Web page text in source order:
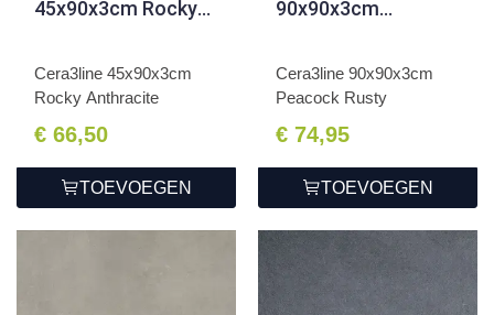
45x90x3cm Rocky
Cera3line 45x90x3cm
Rocky Anthracite
€ 66,50
TOEVOEGEN
90x90x3cm
Cera3line 90x90x3cm
Peacock Rusty
€ 74,95
TOEVOEGEN